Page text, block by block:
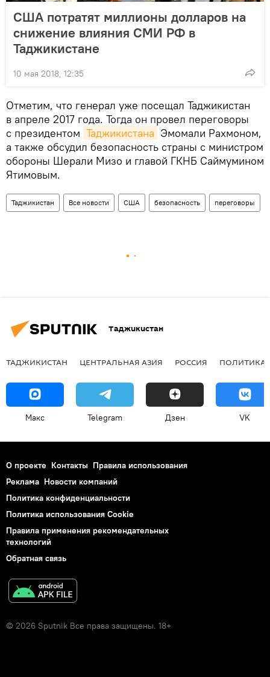
США потратят миллионы долларов на
снижение влияния СМИ РФ в
Таджикистане
10 мая 2018, 12:35
Отметим, что генерал уже посещал Таджикистан
в апреле 2017 года. Тогда он провел переговоры
с президентом Таджикистана Эмомали Рахмоном,
а также обсудил безопасность страны с министром
обороны Шерали Мизо и главой ГКНБ Саймумином
Ятимовым.
Таджикистан Все новости США безопасность переговоры
Таджикистан
ТАДЖИКИСТАН ЦЕНТРАЛЬНАЯ АЗИЯ РОССИЯ ПОЛИТИКА
Макс Telegram Дзен VK
О проекте Контакты Правила использования
Реклама Новости компаний
Политика конфиденциальности
Политика использования Cookie
Правила применения рекомендательных
технологий
Обратная связь
© 2026 Sputnik Все права защищены. 18+